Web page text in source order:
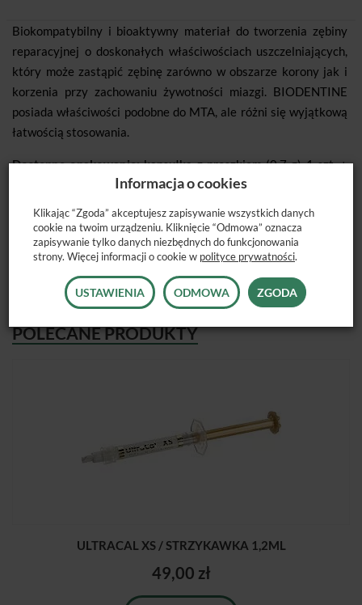
Biokompatybilny i bioaktywny materiał do tworzenia zębiny
reparacyjnej o doskonałych właściwościach uszczelniających,
który może zastąpić zębinę zarówno w obszarze korony jak i
korzenia przy zachowaniu żywotności miazgi. BIODENTINE
posiada właściwości podobne do MTA, ale różni się wyjątkową
łatwością stosowania.
Dostępne opakowanie:kapsułka z proszkiem (0,7 g) 1 szt. +
jednorazowy pojemnik z roztworem 1 szt. Dawka proszku po
POLECANE PRODUKTY
ULTRACAL XS / STRZYKAWKA 1,2ML
49,00 zł
Informacja o cookies
Klikając “Zgoda” akceptujesz zapisywanie wszystkich danych
cookie na twoim urządzeniu. Kliknięcie “Odmowa” oznacza
zapisywanie tylko danych niezbędnych do funkcjonowania
strony. Więcej informacji o cookie w polityce prywatności.
USTAWIENIA ODMOWA ZGODA